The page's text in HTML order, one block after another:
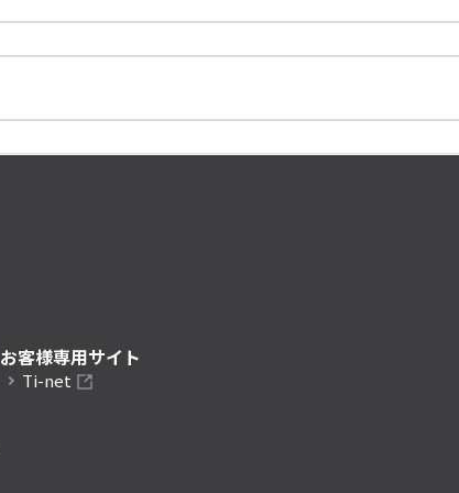
お客様専用サイト
Ti-net